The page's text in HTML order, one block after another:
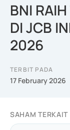
BNI
DI JCB
2026
TERBIT PADA
17 February 2026
SAHAM TERKAIT